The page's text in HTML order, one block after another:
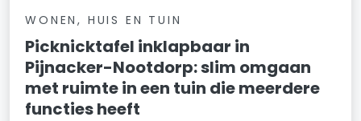
WONEN, HUIS EN TUIN
Picknicktafel inklapbaar in
Pijnacker-Nootdorp: slim omgaan
met ruimte in een tuin die meerdere
functies heeft